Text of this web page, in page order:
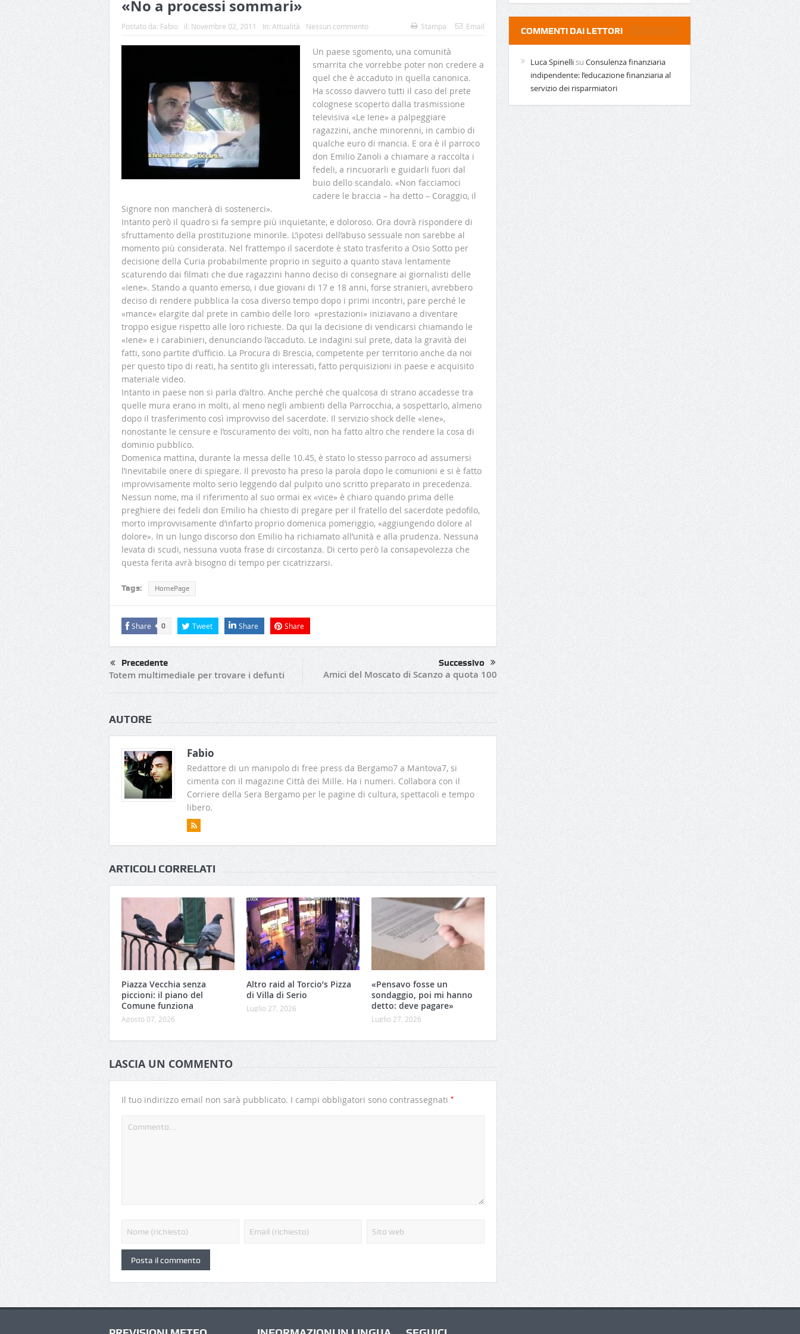
«No a processi sommari»
Postato da: Fabio il: Novembre 02, 2011 In: Attualità Nessun commento Stampa Email
Un paese sgomento, una comunità
smarrita che vorrebbe poter non credere a
quel che è accaduto in quella canonica.
Ha scosso davvero tutti il caso del prete
colognese scoperto dalla trasmissione
televisiva «Le Iene» a palpeggiare
ragazzini, anche minorenni, in cambio di
qualche euro di mancia. E ora è il parroco
don Emilio Zanoli a chiamare a raccolta i
fedeli, a rincuorarli e guidarli fuori dal
buio dello scandalo. «Non facciamoci
cadere le braccia – ha detto – Coraggio, il
Signore non mancherà di sostenerci».
Intanto però il quadro si fa sempre più inquietante, e doloroso. Ora dovrà rispondere di
sfruttamento della prostituzione minorile. L’ipotesi dell’abuso sessuale non sarebbe al
momento più considerata. Nel frattempo il sacerdote è stato trasferito a Osio Sotto per
decisione della Curia probabilmente proprio in seguito a quanto stava lentamente
scaturendo dai filmati che due ragazzini hanno deciso di consegnare ai giornalisti delle
«Iene». Stando a quanto emerso, i due giovani di 17 e 18 anni, forse stranieri, avrebbero
deciso di rendere pubblica la cosa diverso tempo dopo i primi incontri, pare perché le
«mance» elargite dal prete in cambio delle loro «prestazioni» iniziavano a diventare
troppo esigue rispetto alle loro richieste. Da qui la decisione di vendicarsi chiamando le
«Iene» e i carabinieri, denunciando l’accaduto. Le indagini sul prete, data la gravità dei
fatti, sono partite d’ufficio. La Procura di Brescia, competente per territorio anche da noi
per questo tipo di reati, ha sentito gli interessati, fatto perquisizioni in paese e acquisito
materiale video.
Intanto in paese non si parla d’altro. Anche perché che qualcosa di strano accadesse tra
quelle mura erano in molti, al meno negli ambienti della Parrocchia, a sospettarlo, almeno
dopo il trasferimento così improvviso del sacerdote. Il servizio shock delle «Iene»,
nonostante le censure e l’oscuramento dei volti, non ha fatto altro che rendere la cosa di
dominio pubblico.
Domenica mattina, durante la messa delle 10.45, è stato lo stesso parroco ad assumersi
l’inevitabile onere di spiegare. Il prevosto ha preso la parola dopo le comunioni e si è fatto
improvvisamente molto serio leggendo dal pulpito uno scritto preparato in precedenza.
Nessun nome, ma il riferimento al suo ormai ex «vice» è chiaro quando prima delle
preghiere dei fedeli don Emilio ha chiesto di pregare per il fratello del sacerdote pedofilo,
morto improvvisamente d’infarto proprio domenica pomeriggio, «aggiungendo dolore al
dolore». In un lungo discorso don Emilio ha richiamato all’unità e alla prudenza. Nessuna
levata di scudi, nessuna vuota frase di circostanza. Di certo però la consapevolezza che
questa ferita avrà bisogno di tempo per cicatrizzarsi.
Tags: HomePage
Share 0 Tweet Share Share
Precedente
Totem multimediale per trovare i defunti
Successivo
Amici del Moscato di Scanzo a quota 100
AUTORE
Fabio
Redattore di un manipolo di free press da Bergamo7 a Mantova7, si
cimenta con il magazine Città dei Mille. Ha i numeri. Collabora con il
Corriere della Sera Bergamo per le pagine di cultura, spettacoli e tempo
libero.
ARTICOLI CORRELATI
Piazza Vecchia senza
piccioni: il piano del
Comune funziona
Agosto 07, 2026
Altro raid al Torcio’s Pizza
di Villa di Serio
Luglio 27, 2026
«Pensavo fosse un
sondaggio, poi mi hanno
detto: deve pagare»
Luglio 27, 2026
LASCIA UN COMMENTO
Il tuo indirizzo email non sarà pubblicato. I campi obbligatori sono contrassegnati *
COMMENTI DAI LETTORI
Luca Spinellisu Consulenza finanziaria
indipendente: l’educazione finanziaria al
servizio dei risparmiatori